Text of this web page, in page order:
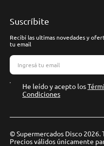
Suscríbite
Recibí las ultimas novedades y
tu email
He leído y acepto los
Condiciones
© Supermercados Disco 2026.
Precios válidos únicamente